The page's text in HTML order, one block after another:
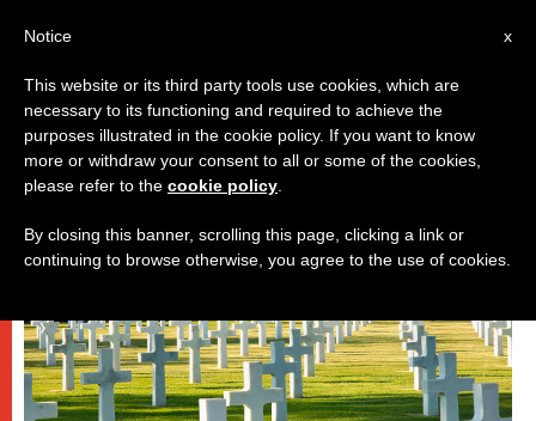
باباوات ,صلاة التبشير الملائكي
x
Notice
This website or its third party tools use cookies, which are
necessary to its functioning and required to achieve the
purposes illustrated in the cookie policy. If you want to know
more or withdraw your consent to all or some of the cookies,
please refer to the cookie policy
By closing this banner, scrolling this page, clicking a link or
continuing to browse otherwise, you agree to the use of cookies.